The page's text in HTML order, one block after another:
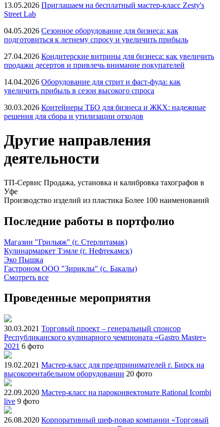
13.05.2026 Приглашаем на бесплатный мастер-класс Zesty's
Street Lab
04.05.2026 Сезонное оборудование для бизнеса: как
подготовиться к летнему спросу и увеличить прибыль
27.04.2026 Кондитерские витрины для бизнеса: как увеличить
продажи десертов и привлечь внимание покупателей
14.04.2026 Оборудование для стрит и фаст-фуда: как
увеличить прибыль в сезон высокого спроса
30.03.2026 Контейнеры ТБО для бизнеса и ЖКХ: надежные
решения для сбора и утилизации отходов
Другие направления
деятельности
ТП-Сервис Продажа, установка и калибровка тахографов в
Уфе
Производство изделий из пластика Более 100 наименований
Последние работы в портфолио
Магазин "Грильяж" (г. Стерлитамак)
Кулинармаркет Тэмле (г. Нефтекамск)
Эко Пышка
Гастроном ООО "Зириклы" (с. Бакалы)
Смотреть все
Проведенные мероприятия
30.03.2021 Торговый проект – генеральный спонсор
Республиканского кулинарного чемпионата «Gastro Master»
2021 6 фото
19.02.2021 Мастер-класс для предпринимателей г. Бирск на
высокорентабельном оборудовании 20 фото
22.09.2020 Мастер-класс на пароконвектомате Rational Icombi
live 9 фото
26.08.2020 Корпоративный шеф-повар компании «Торговый